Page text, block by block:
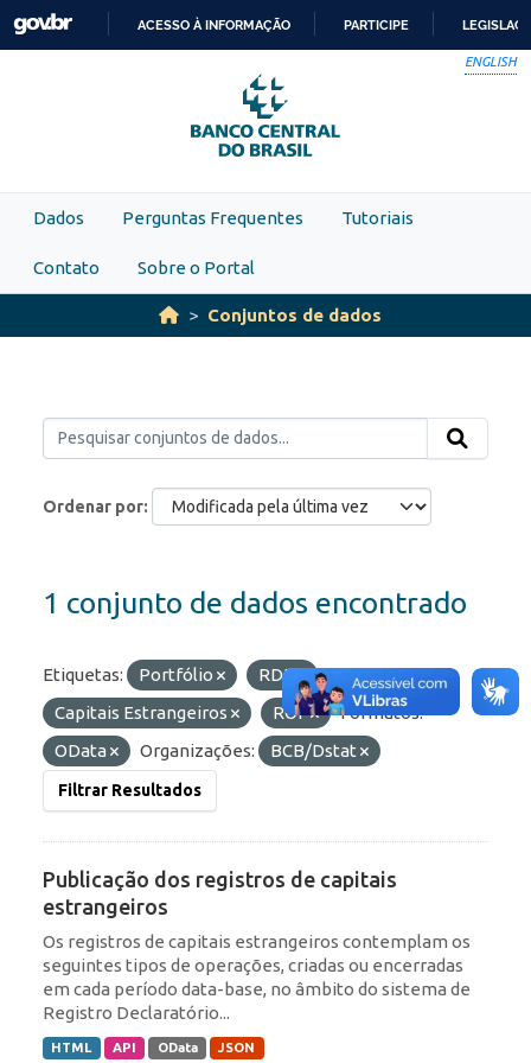
Skip to main content
PARA
O
CONTEÚDO
ACESSO À INFORMAÇÃO PARTICIPE
ENGLISH
Dados Perguntas Frequentes Tutoriais
Contato Sobre o Portal
Conjuntos de dados
Ordenar por
1 conjunto de dados encontrado
Etiquetas: Portfólio
RDE
Capitais Estrangeiros
ROF
Formatos:
OData
Organizações: BCB/Dstat
Filtrar Resultados
Publicação dos registros de capitais
estrangeiros
Os registros de capitais estrangeiros contemplam os
seguintes tipos de operações, criadas ou encerradas
em cada período data-base, no âmbito do sistema de
Registro Declaratório...
HTML API OData JSON